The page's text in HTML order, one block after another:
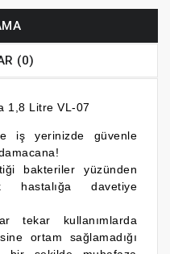
(0)
1,8 Litre VL-07
iş yerinizde güvenle
bakteriler yüzünden
davetiye
tekar kullanımlarda
ortam sağlamadığı